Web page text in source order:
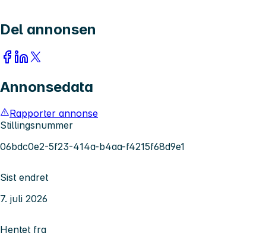
Del annonsen
Annonsedata
Rapporter annonse
Stillingsnummer
06bdc0e2-5f23-414a-b4aa-f4215f68d9e1
Sist endret
7. juli 2026
Hentet fra